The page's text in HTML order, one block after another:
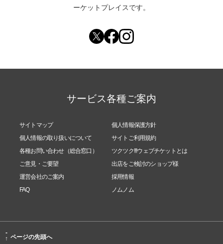
ーケットプレイスです。
サービス各種ご案内
サイトマップ
個人情報保護方針
個人情報の取り扱いについて
サイトご利用規約
各種お問い合わせ（総合窓口）
ツクツク!!!ウェブチケットとは
ご意見・ご要望
出店をご検討のショップ様
運営会社のご案内
採用情報
FAQ
ノムノム
-
↑ ページの先頭へ